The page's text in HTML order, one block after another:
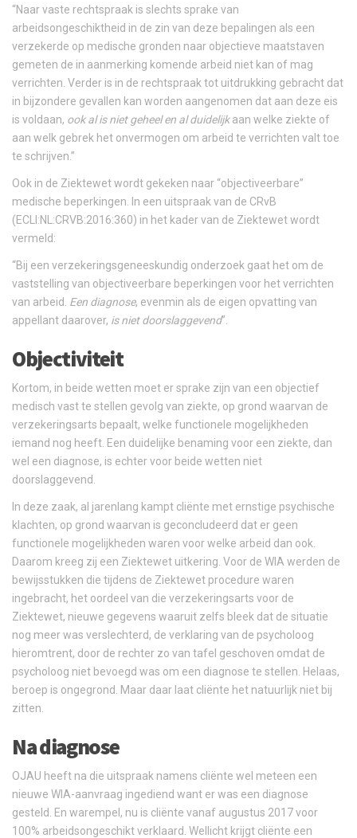
“Naar vaste rechtspraak is slechts sprake van
arbeidsongeschiktheid in de zin van deze bepalingen als een
verzekerde op medische gronden naar objectieve maatstaven
gemeten de in aanmerking komende arbeid niet kan of mag
verrichten. Verder is in de rechtspraak tot uitdrukking gebracht dat
in bijzondere gevallen kan worden aangenomen dat aan deze eis
is voldaan, ook al is niet geheel en al duidelijkaan welke ziekte of
aan welk gebrek het onvermogen om arbeid te verrichten valt toe
te schrijven.”
Ook in de Ziektewet wordt gekeken naar “objectiveerbare”
medische beperkingen. In een uitspraak van de CRvB
(ECLI:NL:CRVB:2016:360) in het kader van de Ziektewet wordt
vermeld:
“Bij een verzekeringsgeneeskundig onderzoek gaat het om de
vaststelling van objectiveerbare beperkingen voor het verrichten
van arbeid. Een diagnose, evenmin als de eigen opvatting van
appellant daarover, is niet doorslaggevend”.
Objectiviteit
Kortom, in beide wetten moet er sprake zijn van een objectief
medisch vast te stellen gevolg van ziekte, op grond waarvan de
verzekeringsarts bepaalt, welke functionele mogelijkheden
iemand nog heeft. Een duidelijke benaming voor een ziekte, dan
wel een diagnose, is echter voor beide wetten niet
doorslaggevend.
In deze zaak, al jarenlang kampt cliënte met ernstige psychische
klachten, op grond waarvan is geconcludeerd dat er geen
functionele mogelijkheden waren voor welke arbeid dan ook.
Daarom kreeg zij een Ziektewet uitkering. Voor de WIA werden de
bewijsstukken die tijdens de Ziektewet procedure waren
ingebracht, het oordeel van die verzekeringsarts voor de
Ziektewet, nieuwe gegevens waaruit zelfs bleek dat de situatie
nog meer was verslechterd, de verklaring van de psycholoog
hieromtrent, door de rechter zo van tafel geschoven omdat de
psycholoog niet bevoegd was om een diagnose te stellen. Helaas,
beroep is ongegrond. Maar daar laat cliënte het natuurlijk niet bij
zitten.
Na diagnose
OJAU heeft na die uitspraak namens cliënte wel meteen een
nieuwe WIA-aanvraag ingediend want er was een diagnose
gesteld. En warempel, nu is cliënte vanaf augustus 2017 voor
100% arbeidsongeschikt verklaard. Wellicht krijgt cliënte een